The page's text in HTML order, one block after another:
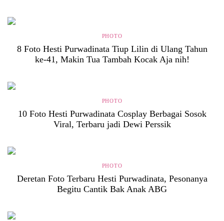
PHOTO
8 Foto Hesti Purwadinata Tiup Lilin di Ulang Tahun
ke-41, Makin Tua Tambah Kocak Aja nih!
PHOTO
10 Foto Hesti Purwadinata Cosplay Berbagai Sosok
Viral, Terbaru jadi Dewi Perssik
PHOTO
Deretan Foto Terbaru Hesti Purwadinata, Pesonanya
Begitu Cantik Bak Anak ABG